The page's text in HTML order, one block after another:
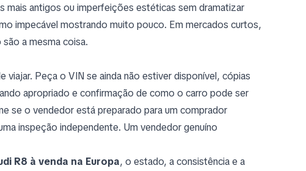
mais antigos ou imperfeições estéticas sem dramatizar
impecável mostrando muito pouco. Em mercados curtos,
a mesma coisa.
Peça o VIN se ainda não estiver disponível, cópias
apropriado e confirmação de como o carro pode ser
se o vendedor está preparado para um comprador
inspeção independente. Um vendedor genuíno
R8 à venda na Europa, o estado, a consistência e a